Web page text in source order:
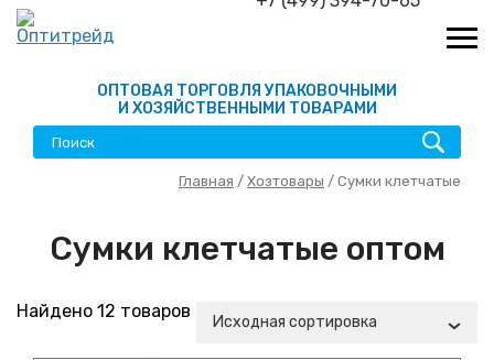
ОПТОВАЯ ТОРГОВЛЯ УПАКОВОЧНЫМИ
И ХОЗЯЙСТВЕННЫМИ ТОВАРАМИ
Главная / Хозтовары / Сумки клетчатые
Сумки клетчатые оптом
Найдено 12 товаров
Исходная сортировка